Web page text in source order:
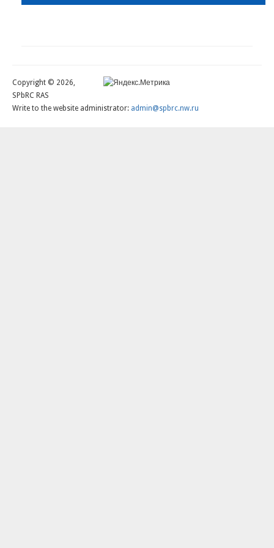
Copyright © 2026,
SPbRC RAS
Write to the website administrator: admin@spbrc.nw.ru